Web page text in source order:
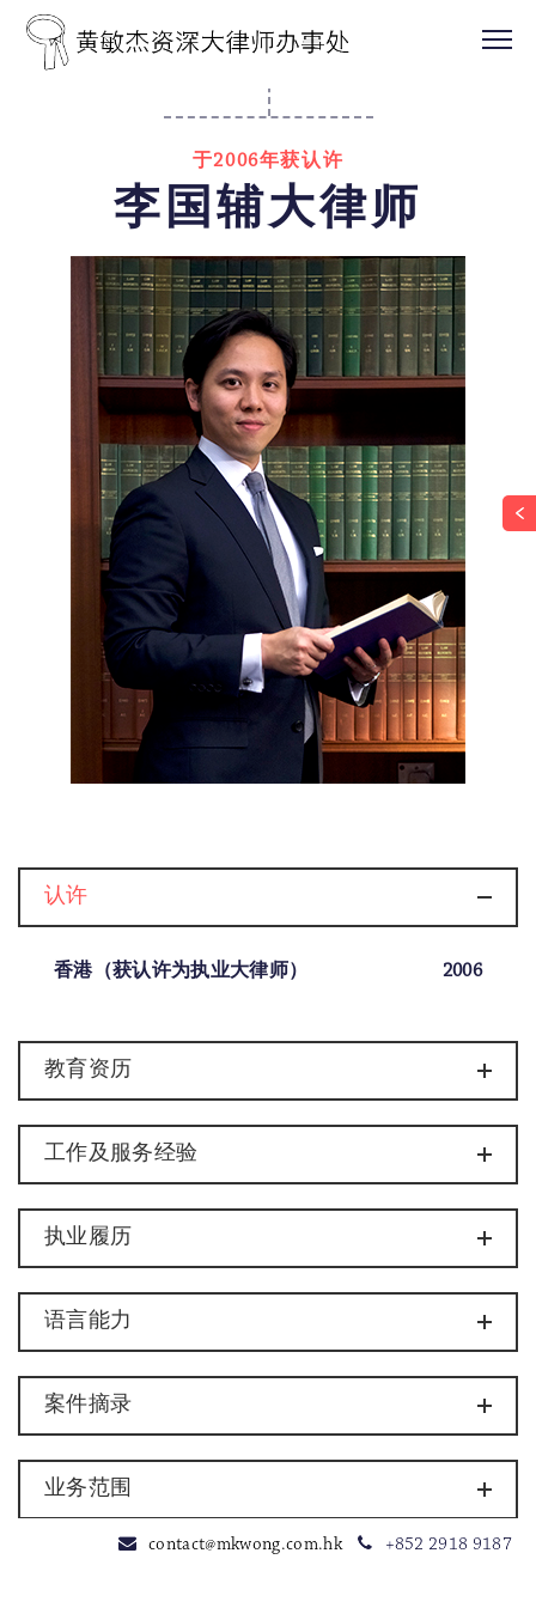
于2006年获认许
李国辅大律师
认许
香港（获认许为执业大律师） 2006
教育资历
工作及服务经验
执业履历
语言能力
案件摘录
业务范围
contact@mkwong.com.hk +852 2918 9187